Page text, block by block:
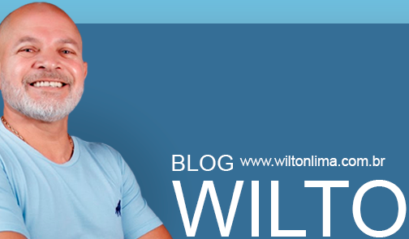
Wilton Lima